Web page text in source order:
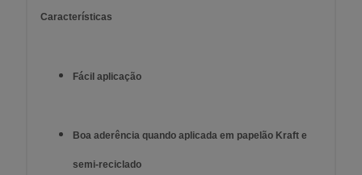
Características
Fácil aplicação
Boa aderência quando aplicada em papelão Kraft e
semi-reciclado